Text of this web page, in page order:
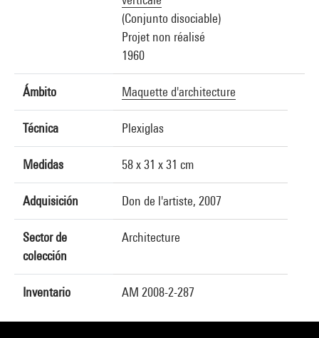
(Conjunto disociable)
Projet non réalisé
1960
Ámbito Maquette d'architecture
Técnica Plexiglas
Medidas 58 x 31 x 31 cm
Adquisición Don de l'artiste, 2007
Sector de
colección
Architecture
Inventario AM 2008-2-287